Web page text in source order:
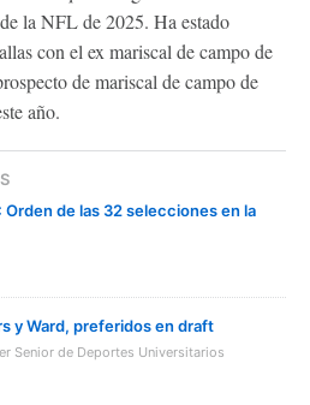
la NFL de 2025. Ha estado
con el ex mariscal de campo de
de mariscal de campo de
año.
Orden de las 32 selecciones en la
y Ward, preferidos en draft
Senior de Deportes Universitarios